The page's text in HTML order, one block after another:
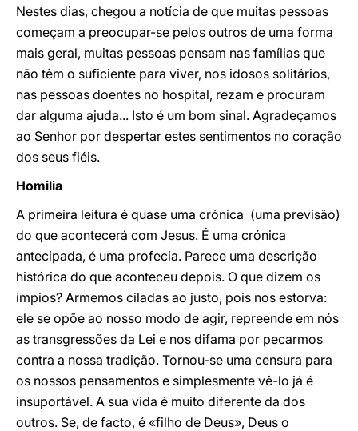
Nestes dias, chegou a notícia de que muitas pessoas
começam a preocupar-se pelos outros de uma forma
mais geral, muitas pessoas pensam nas famílias que
não têm o suficiente para viver, nos idosos solitários,
nas pessoas doentes no hospital, rezam e procuram
dar alguma ajuda... Isto é um bom sinal. Agradeçamos
ao Senhor por despertar estes sentimentos no coração
dos seus fiéis.
Homilia
A primeira leitura é quase uma crónica (uma previsão)
do que acontecerá com Jesus. É uma crónica
antecipada, é uma profecia. Parece uma descrição
histórica do que aconteceu depois. O que dizem os
ímpios? Armemos ciladas ao justo, pois nos estorva:
ele se opõe ao nosso modo de agir, repreende em nós
as transgressões da Lei e nos difama por pecarmos
contra a nossa tradição. Tornou-se uma censura para
os nossos pensamentos e simplesmente vê-lo já é
insuportável. A sua vida é muito diferente da dos
outros. Se, de facto, é «filho de Deus», Deus o